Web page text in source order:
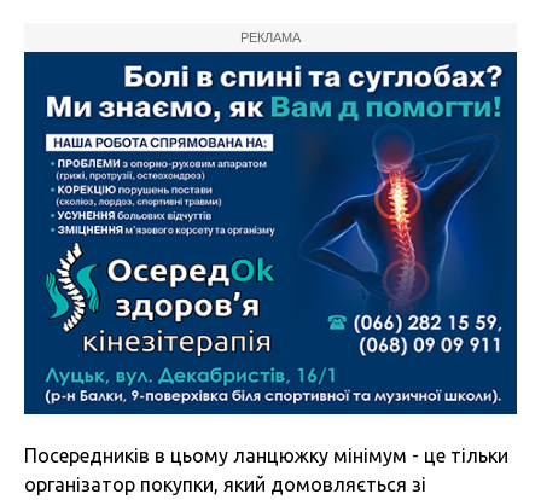
РЕКЛАМА
Посередників в цьому ланцюжку мінімум - це тільки
організатор покупки, який домовляється зі